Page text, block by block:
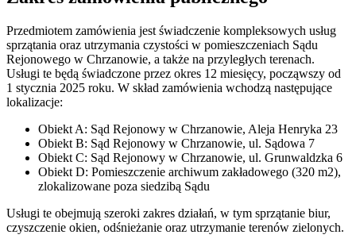
Przedmiotem zamówienia jest świadczenie kompleksowych usług
sprzątania oraz utrzymania czystości w pomieszczeniach Sądu
Rejonowego w Chrzanowie, a także na przyległych terenach.
Usługi te będą świadczone przez okres 12 miesięcy, począwszy od
1 stycznia 2025 roku. W skład zamówienia wchodzą następujące
lokalizacje:
Obiekt A: Sąd Rejonowy w Chrzanowie, Aleja Henryka 23
Obiekt B: Sąd Rejonowy w Chrzanowie, ul. Sądowa 7
Obiekt C: Sąd Rejonowy w Chrzanowie, ul. Grunwaldzka 6
Obiekt D: Pomieszczenie archiwum zakładowego (320 m2),
zlokalizowane poza siedzibą Sądu
Usługi te obejmują szeroki zakres działań, w tym sprzątanie biur,
czyszczenie okien, odśnieżanie oraz utrzymanie terenów zielonych.